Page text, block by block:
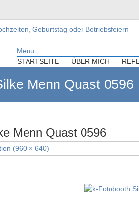
Betriebsfeiern
Menu
STARTSEITE
ÜBER MICH
Menn Quast 0596
Menn Quast 0596
(960 × 640)